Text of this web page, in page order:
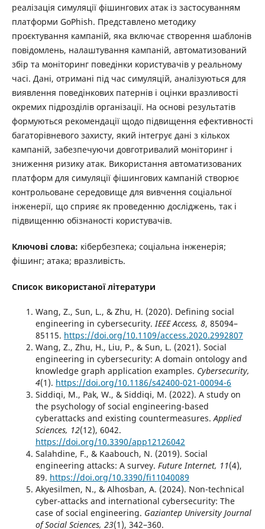
реалізація симуляції фішингових атак із застосуванням
платформи GoPhish. Представлено методику
проєктування кампаній, яка включає створення шаблонів
повідомлень, налаштування кампаній, автоматизований
збір та моніторинг поведінки користувачів у реальному
часі. Дані, отримані під час симуляцій, аналізуються для
виявлення поведінкових патернів і оцінки вразливості
окремих підрозділів організації. На основі результатів
формуються рекомендації щодо підвищення ефективності
багаторівневого захисту, який інтегрує дані з кількох
кампаній, забезпечуючи довготривалий моніторинг і
зниження ризику атак. Використання автоматизованих
платформ для симуляції фішингових кампаній створює
контрольоване середовище для вивчення соціальної
інженерії, що сприяє як проведенню досліджень, так і
підвищенню обізнаності користувачів.
Ключові слова: кібербезпека; соціальна інженерія;
фішинг; атака; вразливість.
Список використаної літератури
Wang, Z., Sun, L., & Zhu, H. (2020). Defining social
engineering in cybersecurity.IEEE Access, 8, 85094–
85115. https://doi.org/10.1109/access.2020.2992807
Wang, Z., Zhu, H., Liu, P., & Sun, L. (2021). Social
engineering in cybersecurity: A domain ontology and
knowledge graph application examples. Cybersecurity,
4(1). https://doi.org/10.1186/s42400-021-00094-6
Siddiqi, M., Pak, W., & Siddiqi, M. (2022). A study on
the psychology of social engineering-based
cyberattacks and existing countermeasures.Applied
Sciences, 12(12), 6042.
https://doi.org/10.3390/app12126042
Salahdine, F., & Kaabouch, N. (2019). Social
engineering attacks: A survey. Future Internet, 11(4),
89. https://doi.org/10.3390/fi11040089
Akyesilmen, N., & Alhosban, A. (2024). Non-technical
cyber-attacks and international cybersecurity: The
case of social engineering. Gaziantep University Journal
of Social Sciences, 23(1), 342–360.